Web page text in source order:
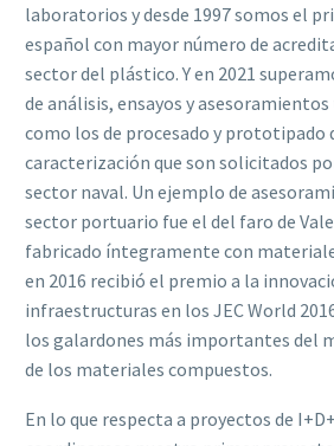
laboratorios y desde 1997 somos el
español con mayor número de
sector del plástico. Y en 2021
de análisis, ensayos y
como los de procesado y prototipado
caracterización que son solicitados
sector naval. Un ejemplo de
sector portuario fue el del faro de
fabricado íntegramente con
en 2016 recibió el premio a la
infraestructuras en los JEC World
los galardones más importantes del
de los materiales compuestos.
En lo que respecta a proyectos de